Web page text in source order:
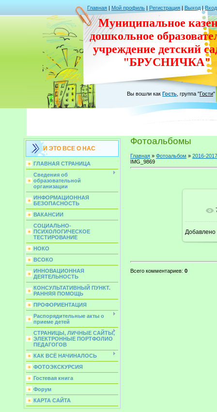
Главная | Мой профиль | Регистрация | Выход | Вход
Муниципальное
дошкольное
учреждение детский
"БРУСНИЧКА"
Вы вошли как Гость группа "Гости"
И ЭТО ВСЕ О НАС
ГЛАВНАЯ СТРАНИЦА
Сведения об
образовательной
организации
ИНФОРМАЦИОННАЯ
БЕЗОПАСНОСТЬ
ВАКАНСИИ
СОЦИАЛЬНО-
ПСИХОЛОГИЧЕСКОЕ
ТЕСТИРОВАНИЕ
НОКО
ВСОКО
ИННОВАЦИОННАЯ
ДЕЯТЕЛЬНОСТЬ
КОНСУЛЬТАТИВНЫЙ ПУНКТ.
РАННЯЯ ПОМОЩЬ
ПРОФОРИЕНТАЦИЯ
Распорядительные акты о
приеме детей
СТРАНИЦЫ, ЛИЧНЫЕ САЙТЫ,
ЭЛЕКТРОННЫЕ ПОРТФОЛИО
ПЕДАГОГОВ
КАК ВСЁ НАЧИНАЛОСЬ
ФОТОЭКСКУРСИЯ
Гостевая книга
Форум
КАРТА САЙТА
Фотоальбомы
Главная » Фотоальбом » 2016-
IMG_9869
Добавлено
Всего комментариев: 0